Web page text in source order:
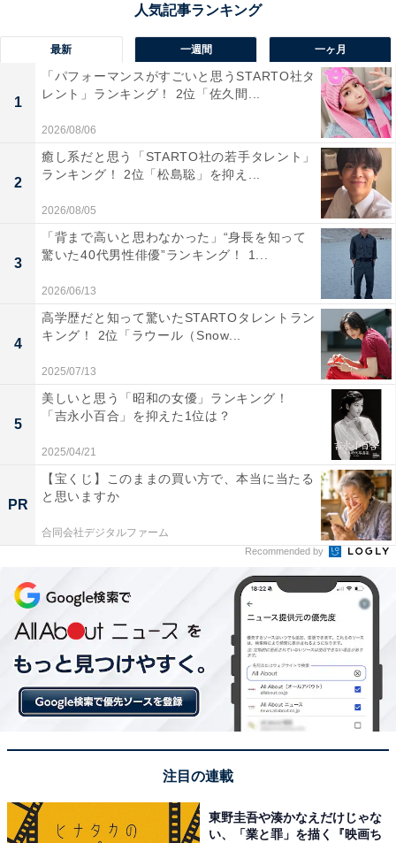
1位：土屋太鳳／104票
View this post on Instagram
A post shared by 土屋太鳳 (@taotsuchiya_official)
1位に選ばれたのは、俳優の土屋太鳳さん。「太鳳」と
いう珍しい名前は、土屋さんの母親が「生まれたばかり
の赤ん坊が細長い紙に筆で『2月3日生まれ 女 太鳳』と
書いていた」という予知夢を見たことに由来しているの
だそう。実際にその夢の通り、予定日よりも早い2月3日
の朝に女の子が誕生したため、「太鳳」と命名されたよ
うです。
回答者からは「太鳳という、名前を聞いたことがなかっ
たので、芸名かと思っていました」（30代男性／三重
最新 一週間 一ヶ月
1
「パフォーマンスがすごいと思うSTARTO社タ
レント」ランキング！ 2位「佐久間...
2026/08/06
2
癒し系だと思う「STARTO社の若手タレント」
ランキング！ 2位「松島聡」を抑え...
2026/08/05
3
「背まで高いと思わなかった」“身長を知って
驚いた40代男性俳優”ランキング！ 1...
2026/06/13
4
高学歴だと知って驚いたSTARTOタレントラン
キング！ 2位「ラウール（Snow...
2025/07/13
5
美しいと思う「昭和の女優」ランキング！
「吉永小百合」を抑えた1位は？
2025/04/21
PR
【宝くじ】このままの買い方で、本当に当たる
と思いますか
合同会社デジタルファーム
Recommended by
注目の連載
東野圭吾や湊かなえだけじゃな
い、「業と罪」を描く『映画ち